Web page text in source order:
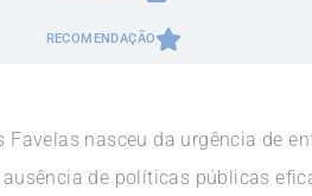
RECOMENDAÇÃO
nasceu da urgência de
de políticas públicas